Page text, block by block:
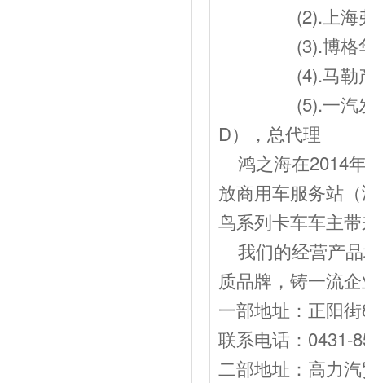
(2).上海弗列
(3).博格华纳
(4).马勒产
(5).一汽发动J
D），总代理
鸿之海在2014
放商用车服务站
鸟系列卡车车主
我们的经营产
质品牌，铸一流
一部地址：正阳
联系电话：0431-
二部地址：高力